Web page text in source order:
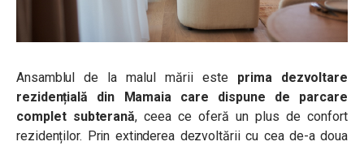
Ansamblul de la malul mării este prima dezvoltare
rezidențială din Mamaia care dispune de parcare
complet subterană, ceea ce oferă un plus de confort
rezidenților. Prin extinderea dezvoltării cu cea de-a doua